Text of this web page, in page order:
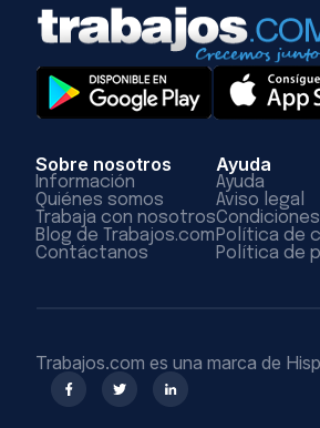
Sobre nosotros
Información
Quiénes somos
Trabaja con nosotros
Blog de Trabajos.com
Contáctanos
Ayuda
Ayuda
Aviso legal
Política de
Política de
Trabajos.com es una marca de